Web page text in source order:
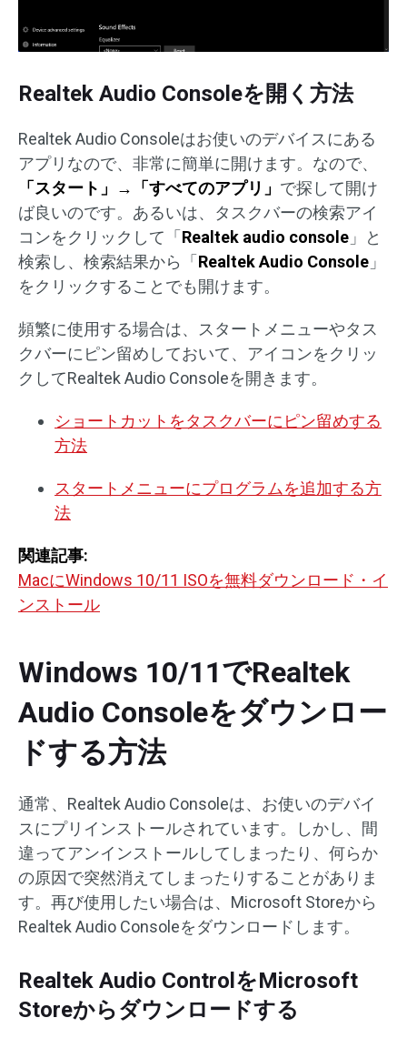
Realtek Audio Consoleを開く方法
Realtek Audio Consoleはお使いのデバイスにある
アプリなので、非常に簡単に開けます。なので、
「スタート」→「すべてのアプリ」 で探して開け
ば良いのです。あるいは、タスクバーの検索アイ
コンをクリックして「 Realtek audio console 」と
検索し、検索結果から「 Realtek Audio Console 」
をクリックすることでも開けます。
頻繁に使用する場合は、スタートメニューやタス
クバーにピン留めしておいて、アイコンをクリッ
クしてRealtek Audio Consoleを開きます。
ショートカットをタスクバーにピン留めする
方法
スタートメニューにプログラムを追加する方
法
関連記事:
MacにWindows 10/11 ISOを無料ダウンロード・イ
ンストール
Windows 10/11でRealtek
Audio Consoleをダウンロー
ドする方法
通常、Realtek Audio Consoleは、お使いのデバイ
スにプリインストールされています。しかし、間
違ってアンインストールしてしまったり、何らか
の原因で突然消えてしまったりすることがありま
す。再び使用したい場合は、Microsoft Storeから
Realtek Audio Consoleをダウンロードします。
Realtek Audio ControlをMicrosoft
Storeからダウンロードする